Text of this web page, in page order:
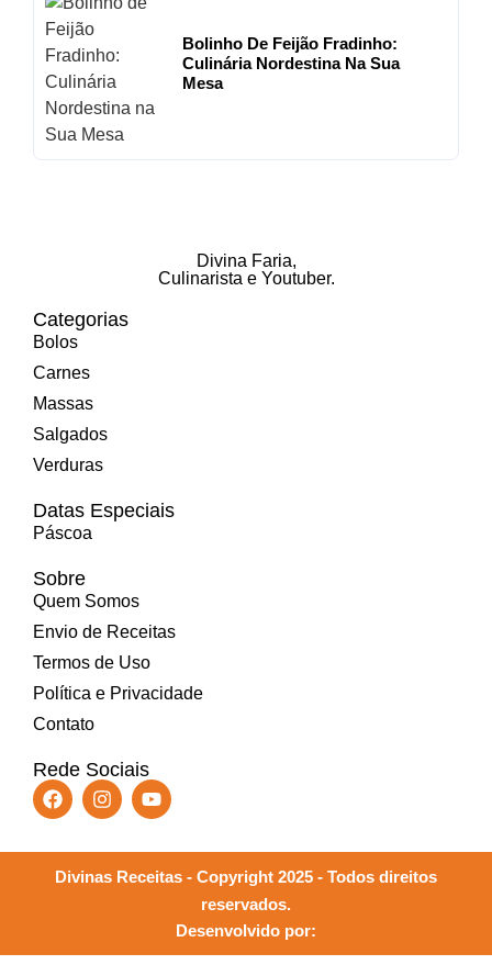
Bolinho De Feijão Fradinho:
Culinária Nordestina Na Sua
Mesa
Divina Faria,
Culinarista e Youtuber.
Categorias
Bolos
Carnes
Massas
Salgados
Verduras
Datas Especiais
Páscoa
Sobre
Quem Somos
Envio de Receitas
Termos de Uso
Política e Privacidade
Contato
Rede Sociais
Divinas Receitas - Copyright 2025 - Todos direitos
reservados.
Desenvolvido por: